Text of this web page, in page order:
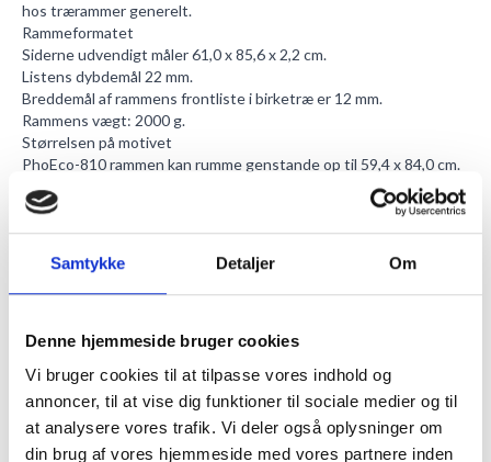
Samtykke Detaljer Om
Denne hjemmeside bruger cookies
Vi bruger cookies til at tilpasse vores indhold og
annoncer, til at vise dig funktioner til sociale medier og til
at analysere vores trafik. Vi deler også oplysninger om
din brug af vores hjemmeside med vores partnere inden
hos trærammer generelt.
Rammeformatet
Siderne udvendigt måler 61,0 x 85,6 x 2,2 cm.
Listens dybdemål 22 mm.
Breddemål af rammens frontliste i birketræ er 12 mm.
Rammens vægt: 2000 g.
Størrelsen på motivet
PhoEco-810 rammen kan rumme genstande op til 59,4 x 84,0 cm.
Kun en lille del af motivet vil blive gemt bag rammelisterne, da
lysmålet er 58,6 x 83,2 cm
Trærammen kan indeholde billeder på op til 3 mm i tykkelsen.
ramme. De er syrefrie og fås i diverse standardmål og også
specialmål.
Rammens frontglas er lavet i plexiglas med en dybde på 1 mm.
ikke grøn genspejling.
78% lystransmission sikrer en jævn og varm fordeling af lys i hele
rammen.
Plexiglasset blokerer for 48% af UV-lyset.